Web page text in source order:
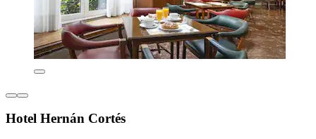
Hotel Hernán Cortés